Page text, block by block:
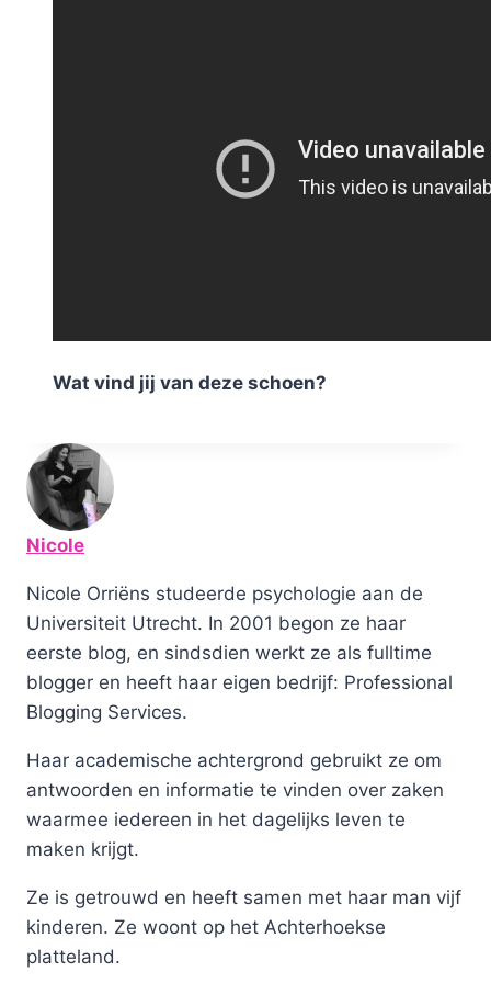
Wat vind jij van deze schoen?
Nicole
Nicole Orriëns studeerde psychologie aan de
Universiteit Utrecht. In 2001 begon ze haar
eerste blog, en sindsdien werkt ze als fulltime
blogger en heeft haar eigen bedrijf: Professional
Blogging Services.
Haar academische achtergrond gebruikt ze om
antwoorden en informatie te vinden over zaken
waarmee iedereen in het dagelijks leven te
maken krijgt.
Ze is getrouwd en heeft samen met haar man vijf
kinderen. Ze woont op het Achterhoekse
platteland.